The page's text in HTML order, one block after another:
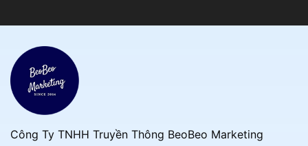
Công Ty TNHH Truyền Thông BeoBeo Marketing